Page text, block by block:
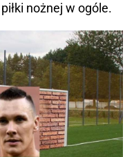
nożnej w ogóle.